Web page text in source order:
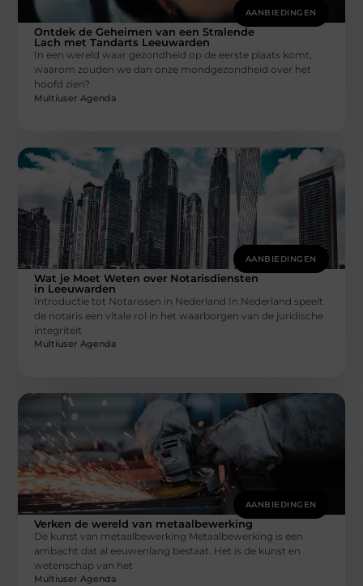
AANBIEDINGEN
Ontdek de Geheimen van een Stralende
Lach met Tandarts Leeuwarden
In een wereld waar gezondheid op de eerste plaats komt,
waarom zouden we dan onze mondgezondheid over het
hoofd zien?
Multiuser Agenda
AANBIEDINGEN
Wat je Moet Weten over Notarisdiensten
in Leeuwarden
Introductie tot Notarissen in Nederland In Nederland speelt
de notaris een vitale rol in het waarborgen van de juridische
integriteit
Multiuser Agenda
AANBIEDINGEN
Verken de wereld van metaalbewerking
De kunst van metaalbewerking Metaalbewerking is een
ambacht dat al eeuwenlang bestaat. Het is de kunst en
wetenschap van het
Multiuser Agenda